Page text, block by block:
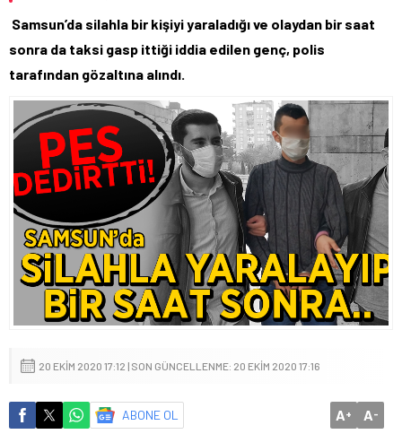
Samsun’da silahla bir kişiyi yaraladığı ve olaydan bir saat
sonra da taksi gasp ittiği iddia edilen genç, polis
tarafından gözaltına alındı.
20 EKIM 2020 17:12 | SON GÜNCELLENME: 20 EKIM 2020 17:16
ABONE OL A+ A-